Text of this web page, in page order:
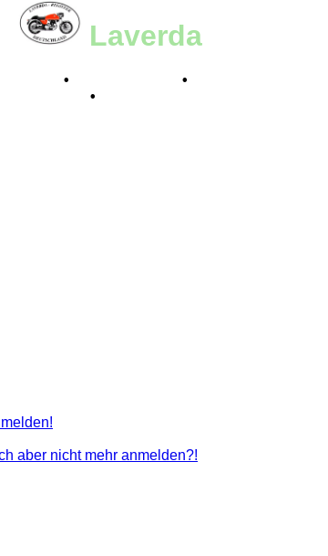
Laverda-Register
• •
•
aber nicht mehr anmelden?!